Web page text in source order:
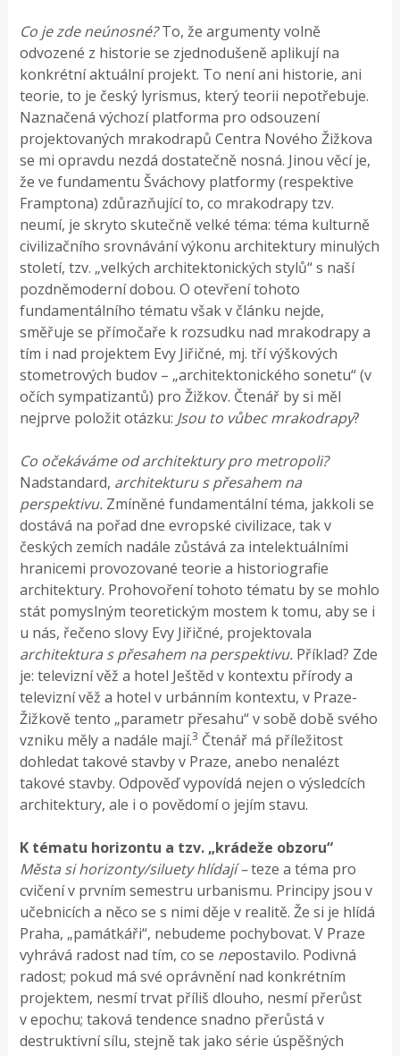
Co je zde neúnosné?To, že argumenty volně
odvozené z historie se zjednodušeně aplikují na
konkrétní aktuální projekt. To není ani historie, ani
teorie, to je český lyrismus, který teorii nepotřebuje.
Naznačená výchozí platforma pro odsouzení
projektovaných mrakodrapů Centra Nového Žižkova
se mi opravdu nezdá dostatečně nosná. Jinou věcí je,
že ve fundamentu Šváchovy platformy (respektive
Framptona) zdůrazňující to, co mrakodrapy tzv.
neumí, je skryto skutečně velké téma: téma kulturně
civilizačního srovnávání výkonu architektury minulých
století, tzv. „velkých architektonických stylů“ s naší
pozdněmoderní dobou. O otevření tohoto
fundamentálního tématu však v článku nejde,
směřuje se přímočaře k rozsudku nad mrakodrapy a
tím i nad projektem Evy Jiřičné, mj. tří výškových
stometrových budov – „architektonického sonetu“ (v
očích sympatizantů) pro Žižkov. Čtenář by si měl
nejprve položit otázku: Jsou to vůbec mrakodrapy?
Co očekáváme od architektury pro metropoli?
Nadstandard, architekturu s přesahem na
perspektivu. Zmíněné fundamentální téma, jakkoli se
dostává na pořad dne evropské civilizace, tak v
českých zemích nadále zůstává za intelektuálními
hranicemi provozované teorie a historiografie
architektury. Prohovoření tohoto tématu by se mohlo
stát pomyslným teoretickým mostem k tomu, aby se i
u nás, řečeno slovy Evy Jiřičné, projektovala
architektura s přesahem na perspektivu. Příklad? Zde
je: televizní věž a hotel Ještěd v kontextu přírody a
televizní věž a hotel v urbánním kontextu, v Praze-
Žižkově tento „parametr přesahu“ v sobě době svého
vzniku měly a nadále mají.3 Čtenář má příležitost
dohledat takové stavby v Praze, anebo nenalézt
takové stavby. Odpověď vypovídá nejen o výsledcích
architektury, ale i o povědomí o jejím stavu.
K tématu horizontu a tzv. „krádeže obzoru“
Města si horizonty/siluety hlídají –teze a téma pro
cvičení v prvním semestru urbanismu. Principy jsou v
učebnicích a něco se s nimi děje v realitě. Že si je hlídá
Praha, „památkáři“, nebudeme pochybovat. V Praze
vyhrává radost nad tím, co se nepostavilo. Podivná
radost; pokud má své oprávnění nad konkrétním
projektem, nesmí trvat příliš dlouho, nesmí přerůst
v epochu; taková tendence snadno přerůstá v
destruktivní sílu, stejně tak jako série úspěšných